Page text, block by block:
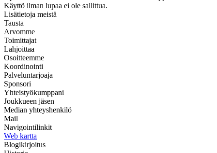
Käyttö ilman lupaa ei ole sallittua.
Lisätietoja meistä
Tausta
Arvomme
Toimittajat
Lahjoittaa
Osoitteemme
Koordinointi
Palveluntarjoaja
Sponsori
Yhteistyökumppani
Joukkueen jäsen
Median yhteyshenkilö
Mail
Navigointilinkit
Web kartta
Blogikirjoitus